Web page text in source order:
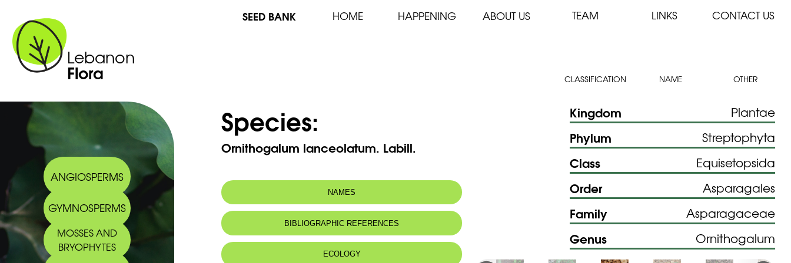
Lebanon
Flora
SEED BANK HOME HAPPENING ABOUT US TEAM LINKS CONTACT US
CLASSIFICATION NAME OTHER
ANGIOSPERMS
GYMNOSPERMS
MOSSES AND
BRYOPHYTES
Species:
Ornithogalum lanceolatum. Labill.
NAMES
Ornithogalum billardieri Mouterde
Arabic name: صاصل
BIBLIOGRAPHIC REFERENCES
ECOLOGY
Kingdom Plantae
Phylum Streptophyta
Class Equisetopsida
Order Asparagales
Family Asparagaceae
Genus Ornithogalum